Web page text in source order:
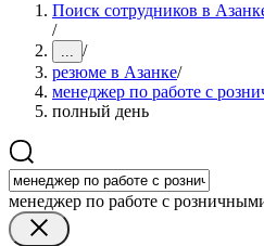
Поиск сотрудников в
/
... /
резюме в Азанке/
менеджер по работе с
полный день
менеджер по работе с